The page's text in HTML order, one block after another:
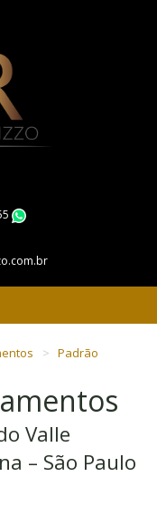
Padrão
Valle
– São Paulo